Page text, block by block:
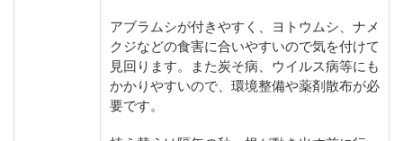
アブラムシが付きやすく、ヨトウムシ、ナメ
クジなどの食害に合いやすいので気を付けて
見回ります。また炭そ病、ウイルス病等にも
かかりやすいので、環境整備や薬剤散布が必
要です。